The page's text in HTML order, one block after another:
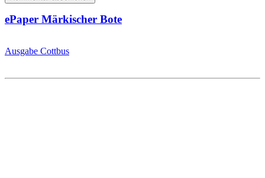
ePaper Märkischer Bote
Ausgabe Cottbus